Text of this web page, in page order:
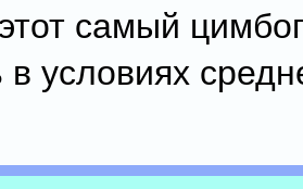
самый
в условиях